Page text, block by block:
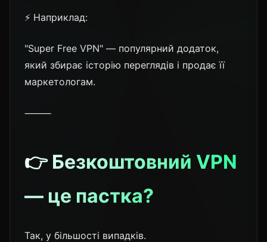
⚡ Наприклад:
"Super Free VPN" — популярний додаток,
який збирає історію переглядів і продає її
маркетологам.
⸻
👉 Безкоштовний VPN
— це пастка?
Так, у більшості випадків.